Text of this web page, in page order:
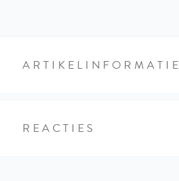
ARTIKELINFORMATIE
REACTIES